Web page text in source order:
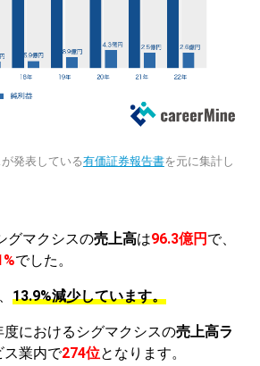
発表している有価証券報告書を元に集計し
グマクシスの売上高は96.3億円 で、
でした。
13.9%減少しています。
におけるシグマクシスの売上高ラ
ス業内で274位となります。